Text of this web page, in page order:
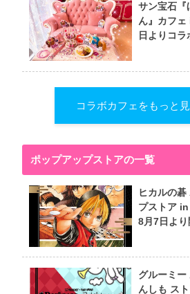
サン宝石『
ん』カフ
日よりコラ
コラボカフェをもっと
ポップアップストアの一覧
ヒカルの碁
プストア
8月7日より
グルーミー
んしも ス